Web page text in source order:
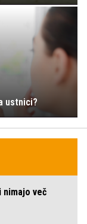
ustnici?
nimajo več